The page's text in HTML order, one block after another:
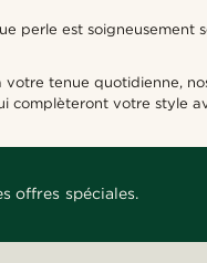
perle est soigneusement
tenue quotidienne,
complèteront votre style
offres spéciales.